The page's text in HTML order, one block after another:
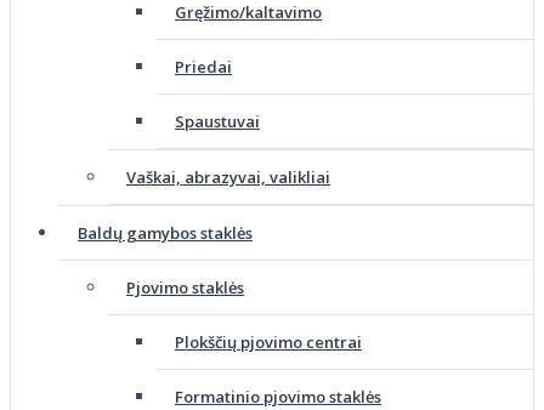
Gręžimo/kaltavimo
Priedai
Spaustuvai
Vaškai, abrazyvai, valikliai
Baldų gamybos staklės
Pjovimo staklės
Plokščių pjovimo centrai
Formatinio pjovimo staklės